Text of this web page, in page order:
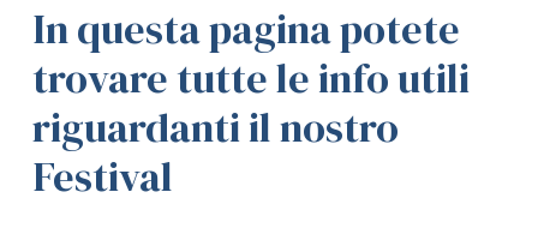
In questa pagina potete
trovare tutte le info utili
riguardanti il nostro
Festival